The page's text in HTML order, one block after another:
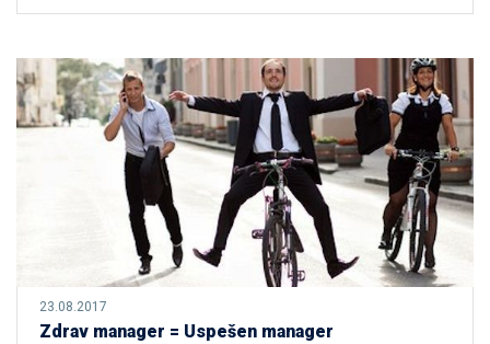
23.08.2017
Zdrav manager = Uspešen manager